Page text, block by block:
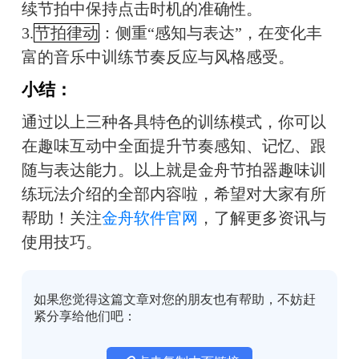
续节拍中保持点击时机的准确性。
3.节拍律动 ：侧重“感知与表达”，在变化丰
富的音乐中训练节奏反应与风格感受。
小结：
通过以上三种各具特色的训练模式，你可以
在趣味互动中全面提升节奏感知、记忆、跟
随与表达能力。以上就是金舟节拍器趣味训
练玩法介绍的全部内容啦，希望对大家有所
帮助！关注金舟软件官网 ，了解更多资讯与
使用技巧。
如果您觉得这篇文章对您的朋友也有帮助，不妨赶
紧分享给他们吧：